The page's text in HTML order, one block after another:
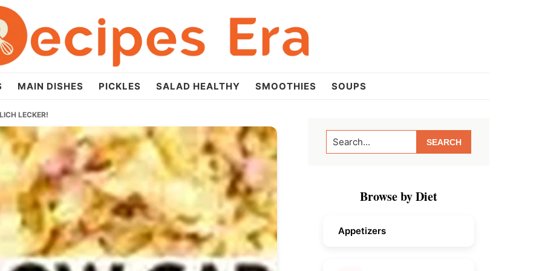
MAIN DISHES PICKLES SALAD HEALTHY SMOOTHIES SOUPS
LECKER! Primary
Sidebar
Search...
Browse by Diet
Appetizers